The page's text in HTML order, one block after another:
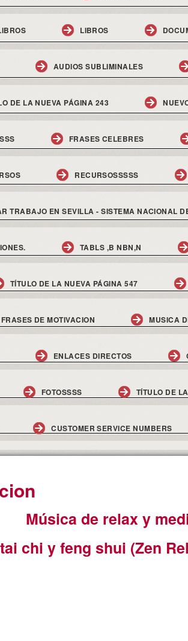
LIBROS
AUDIOS SUBLIMINALES
DE LA NUEVA PÁGINA 243
FRASES CELEBRES
RECURSOSSSSS
TRABAJO EN SEVILLA - SISTEMA NACIONAL
TABLS ,B NBN,N
TÍTULO DE LA NUEVA PÁGINA 547
FRASES DE MOTIVACION MUSICA
ENLACES DIRECTOS
FOTOSSSS TÍTULO DE
CUSTOMER SERVICE NUMBERS
Música de relax y
chi y feng shui (Zen